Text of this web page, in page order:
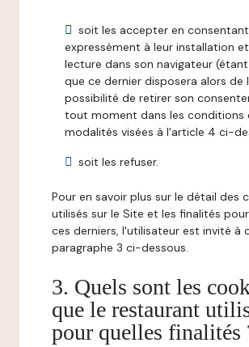
soit les accepter en consentant
expressément à leur installation
lecture dans son navigateur
que ce dernier disposera alors de
possibilité de retirer son
tout moment dans les conditions
modalités visées à l'article 4 ci-
soit les refuser.
Pour en savoir plus sur le détail des
utilisés sur le Site et les finalités
ces derniers, l'utilisateur est invité à
paragraphe 3 ci-dessous.
3. Quels sont les
que le restaurant
pour quelles finalités